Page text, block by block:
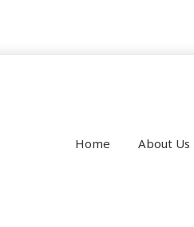
Home About Us